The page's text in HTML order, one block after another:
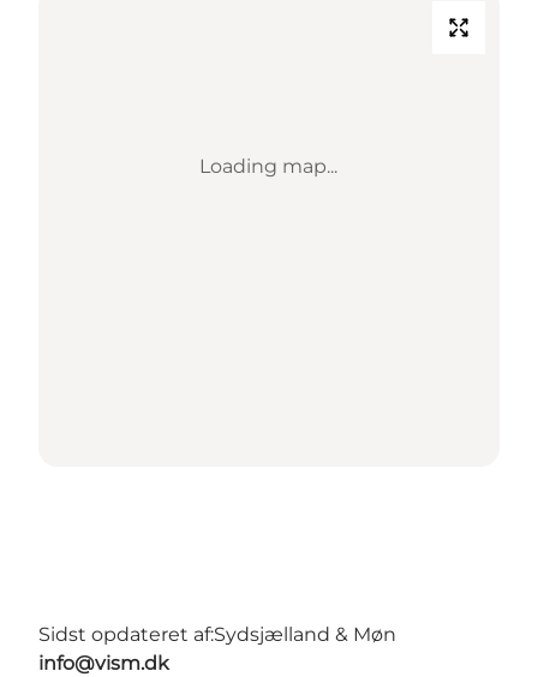
Loading map...
Sidst opdateret af:Sydsjælland & Møn
info@vism.dk